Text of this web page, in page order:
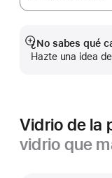
¿No sabes qué
Hazte una idea
Mostrar
más
Vidrio de la
vidrio que